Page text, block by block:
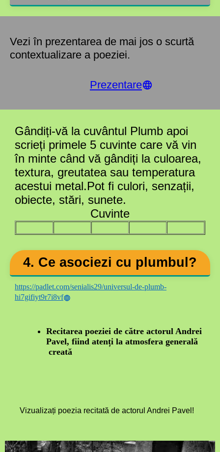
Vezi în prezentarea de mai jos o scurtă
contextualizare a poeziei.
Prezentare
Gândiți-vă la cuvântul Plumb apoi
scrieți primele 5 cuvinte care vă vin
în minte când vă gândiți la culoarea,
textura, greutatea sau temperatura
acestui metal.Pot fi culori, senzații,
obiecte, stări, sunete.
Cuvinte
4. Ce asociezi cu plumbul?
https://padlet.com/senialis29/universul-de-plumb-
hi7gifiyt9r7i8vf
Recitarea poeziei de către actorul Andrei
Pavel, fiind atenți la atmosfera generală
creată
Vizualizați poezia recitată de actorul Andrei Pavel!